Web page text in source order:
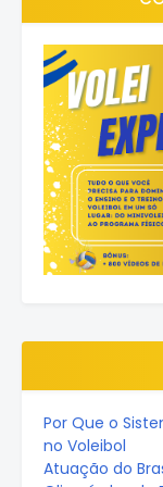
Por Que o
no Voleibol
Atuação do